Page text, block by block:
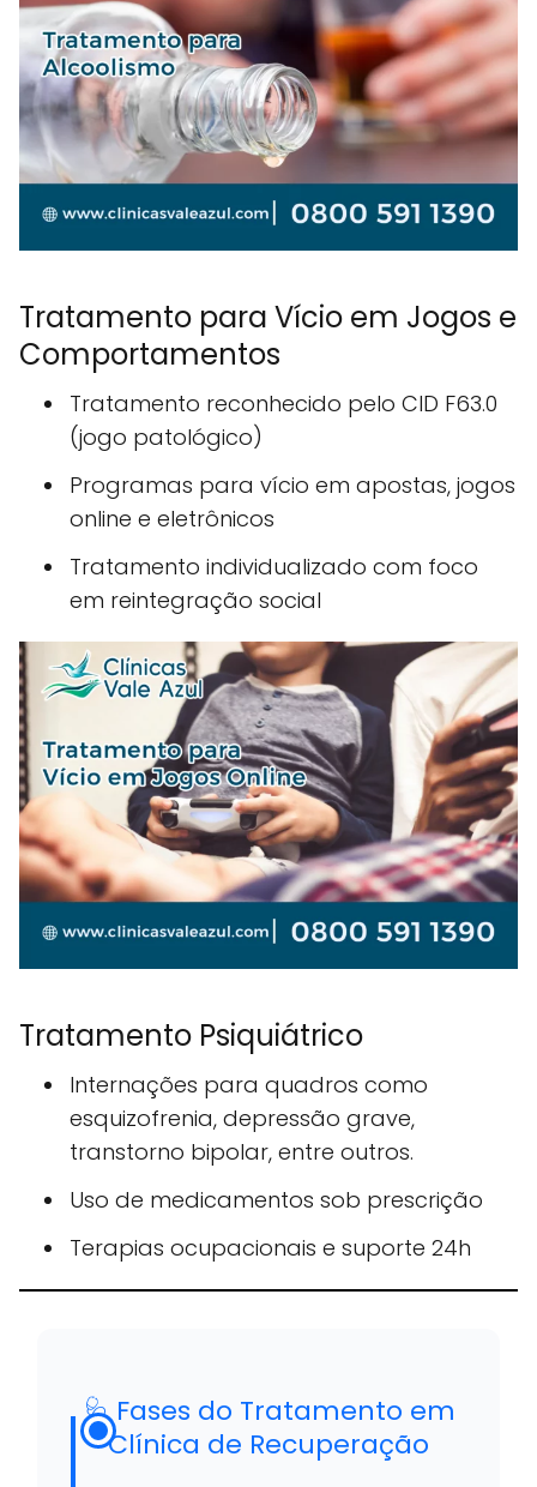
Tratamento para Vício em Jogos e
Comportamentos
Tratamento reconhecido pelo CID F63.0
(jogo patológico)
Programas para vício em apostas, jogos
online e eletrônicos
Tratamento individualizado com foco
em reintegração social
Tratamento Psiquiátrico
Internações para quadros como
esquizofrenia, depressão grave,
transtorno bipolar, entre outros.
Uso de medicamentos sob prescrição
Terapias ocupacionais e suporte 24h
🩺 Fases do Tratamento em
Clínica de Recuperação